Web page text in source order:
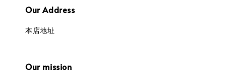
Our Address
本店地址
Our mission